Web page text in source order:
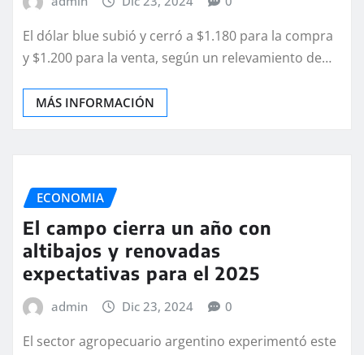
El dólar blue subió y cerró a $1.180 para la compra
y $1.200 para la venta, según un relevamiento de…
MÁS INFORMACIÓN
ECONOMIA
El campo cierra un año con
altibajos y renovadas
expectativas para el 2025
admin Dic 23, 2024 0
El sector agropecuario argentino experimentó este